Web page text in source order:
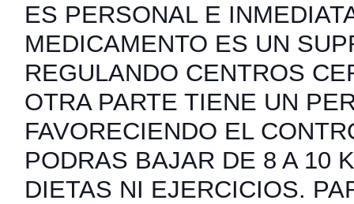
ES PERSONAL E
MEDICAMENTO ES UN
REGULANDO CENTROS
OTRA PARTE TIENE UN
FAVORECIENDO EL
PODRAS BAJAR DE 8 A 10
DIETAS NI EJERCICIOS.